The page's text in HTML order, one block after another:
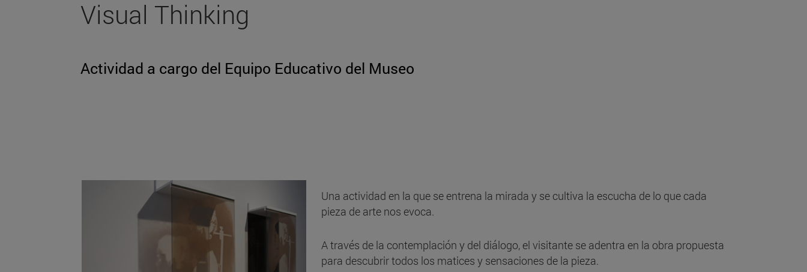
Visual Thinking
Actividad a cargo del Equipo Educativo del Museo
Una actividad en la que se entrena la mirada y se cultiva la escucha de lo que cada
pieza de arte nos evoca.
A través de la contemplación y del diálogo, el visitante se adentra en la obra propuesta
para descubrir todos los matices y sensaciones de la pieza.